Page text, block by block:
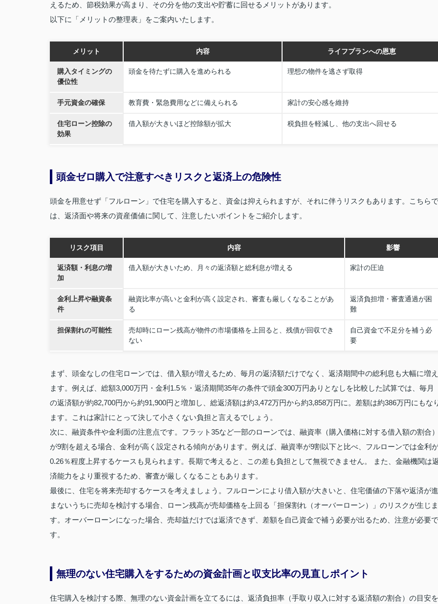
えるため、節税効果が高まり、その分を他の支出や貯蓄に回せるメリットがあります。
以下に「メリットの整理表」をご案内いたします。
メリット 内容 ライフプランへの恩恵
購入タイミングの
優位性
頭金を待たずに購入を進められる 理想の物件を逃さず取得
手元資金の確保 教育費・緊急費用などに備えられる 家計の安心感を維持
住宅ローン控除の
効果
借入額が大きいほど控除額が拡大 税負担を軽減し、他の支出へ回せる
頭金ゼロ購入で注意すべきリスクと返済上の危険性
頭金を用意せず「フルローン」で住宅を購入すると、資金は抑えられますが、それに伴うリスクもあります。こちらで
は、返済面や将来の資産価値に関して、注意したいポイントをご紹介します。
リスク項目 内容 影響
返済額・利息の増
加
借入額が大きいため、月々の返済額と総利息が増える 家計の圧迫
金利上昇や融資条
件
融資比率が高いと金利が高く設定され、審査も厳しくなることがあ
る
返済負担増・審査通過が困
難
担保割れの可能性
売却時にローン残高が物件の市場価格を上回ると、残債が回収でき
ない
自己資金で不足分を補う必
要
まず、頭金なしの住宅ローンでは、借入額が増えるため、毎月の返済額だけでなく、返済期間中の総利息も大幅に増え
ます。例えば、総額3,000万円・金利1.5％・返済期間35年の条件で頭金300万円ありとなしを比較した試算では、毎月
の返済額が約82,700円から約91,900円と増加し、総返済額は約3,472万円から約3,858万円に。差額は約386万円にもな
ます。これは家計にとって決して小さくない負担と言えるでしょう。
次に、融資条件や金利面の注意点です。フラット35など一部のローンでは、融資率（購入価格に対する借入額の割合
が9割を超える場合、金利が高く設定される傾向があります。例えば、融資率が9割以下と比べ、フルローンでは金利
0.26％程度上昇するケースも見られます。長期で考えると、この差も負担として無視できません。 また、金融機関は
済能力をより重視するため、審査が厳しくなることもあります。
最後に、住宅を将来売却するケースを考えましょう。フルローンにより借入額が大きいと、住宅価値の下落や返済が進
まないうちに売却を検討する場合、ローン残高が売却価格を上回る「担保割れ（オーバーローン）」のリスクが生じま
す。オーバーローンになった場合、売却益だけでは返済できず、差額を自己資金で補う必要が出るため、注意が必要で
す。
無理のない住宅購入をするための資金計画と収支比率の見直しポイント
住宅購入を検討する際、無理のない資金計画を立てるには、返済負担率（手取り収入に対する返済額の割合）の目安を